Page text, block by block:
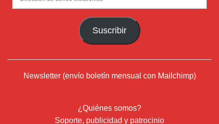
de
Suscribir
Newsletter (envío boletín mensual con Mailchimp)
¿Quiénes somos?
Soporte, publicidad y patrocinio